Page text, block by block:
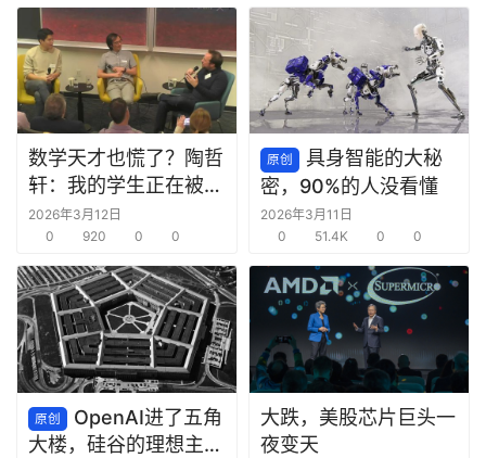
数学天才也慌了？陶哲
轩：我的学生正在被
AI“毁掉”
2026年3月12日
0
920 0 0
原创
具身智能的大秘
密，90%的人没看懂
2026年3月11日
0
51.4K 0 0
原创
OpenAI进了五角
大楼，硅谷的理想主义
大跌，美股芯片巨头一
夜变天